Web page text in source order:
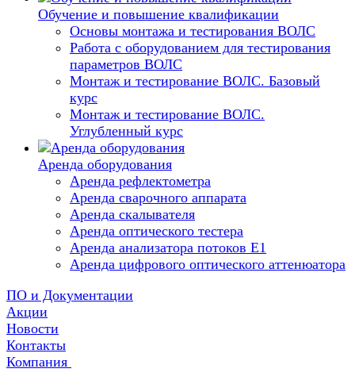
Обучение и повышение квалификации
Основы монтажа и тестирования ВОЛС
Работа с оборудованием для тестирования
параметров ВОЛС
Монтаж и тестирование ВОЛС. Базовый
курс
Монтаж и тестирование ВОЛС.
Углубленный курс
Аренда оборудования
Аренда рефлектометра
Аренда сварочного аппарата
Аренда скалывателя
Аренда оптического тестера
Аренда анализатора потоков Е1
Аренда цифрового оптического аттенюатора
ПО и Документации
Акции
Новости
Контакты
Компания